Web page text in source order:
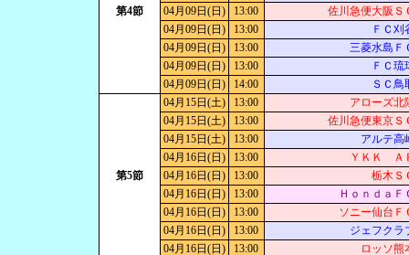
第4節
04月09日(日)
13:00
佐川急便大阪Ｓ
04月09日(日)
13:00
ＦＣ刈
04月09日(日)
13:00
三菱水島Ｆ
04月09日(日)
13:00
ＦＣ琉
04月09日(日)
14:00 ＳＣ鳥
第5節
04月15日(土) 13:00
アローズ北
04月15日(土)
13:00
佐川急便東京Ｓ
04月15日(土)
13:00
アルテ高
04月16日(日)
13:00
ＹＫＫ Ａ
04月16日(日)
13:00
栃木Ｓ
04月16日(日)
13:00
ＨｏｎｄａＦ
04月16日(日)
13:00
ソニー仙台Ｆ
04月16日(日)
13:00
ジェフクラ
04月16日(日)
13:00 ロッソ熊